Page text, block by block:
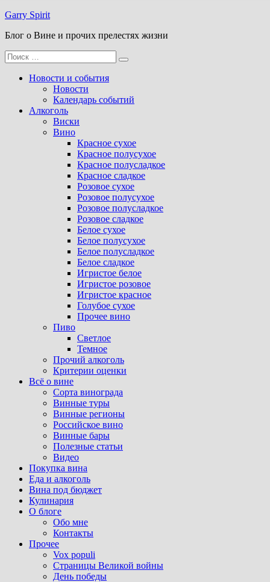
Перейти
содержимому
Garry Spirit
Блог о Вине и прочих прелестях жизни
Поиск
для:
Новости и события
Новости
Календарь событий
Алкоголь
Виски
Вино
Красное сухое
Красное полусухое
Красное полусладкое
Красное сладкое
Розовое сухое
Розовое полусухое
Розовое полусладкое
Розовое сладкое
Белое сухое
Белое полусухое
Белое полусладкое
Белое сладкое
Игристое белое
Игристое розовое
Игристое красное
Голубое сухое
Прочее вино
Пиво
Светлое
Темное
Прочий алкоголь
Критерии оценки
Всё о вине
Сорта винограда
Винные туры
Винные регионы
Российское вино
Винные бары
Полезные статьи
Видео
Покупка вина
Еда и алкоголь
Вина под бюджет
Кулинария
О блоге
Обо мне
Контакты
Прочее
Vox populi
Страницы Великой войны
День победы